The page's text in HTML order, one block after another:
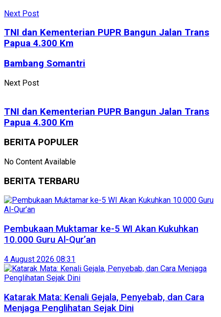
Next Post
TNI dan Kementerian PUPR Bangun Jalan Trans
Papua 4.300 Km
Bambang Somantri
Next Post
TNI dan Kementerian PUPR Bangun Jalan Trans
Papua 4.300 Km
BERITA POPULER
No Content Available
BERITA TERBARU
Pembukaan Muktamar ke-5 WI Akan Kukuhkan
10.000 Guru Al-Qur’an
4 August 2026 08:31
Katarak Mata: Kenali Gejala, Penyebab, dan Cara
Menjaga Penglihatan Sejak Dini